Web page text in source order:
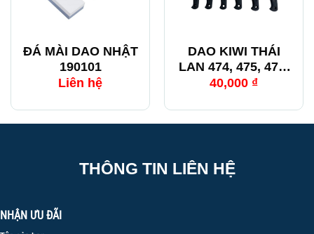
ĐÁ MÀI DAO NHẬT
190101
Liên hệ
DAO KIWI THÁI
LAN 474, 475, 476,
477, 478, 479
40,000 ₫
THÔNG TIN LIÊN HỆ
NHẬN ƯU ĐÃI